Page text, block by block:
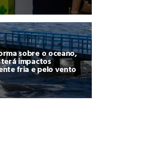
sobre o oceano,
impactos
fria e pelo vento